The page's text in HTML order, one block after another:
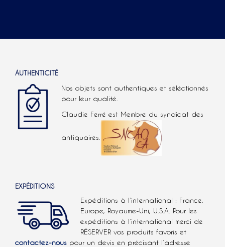
AUTHENTICITÉ
Nos objets sont authentiques et séléctionnés
pour leur qualité.
Claudie Ferré est Membre du syndicat des
antiquaires.
EXPÉDITIONS
Expéditions à l’international : France,
Europe, Royaume-Uni, U.S.A. Pour les
expéditions à l’international merci de
RÉSERVER vos produits favoris et
contactez-nous pour un devis en précisant l’adresse